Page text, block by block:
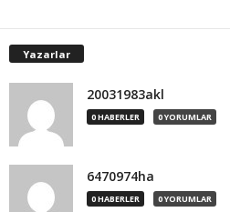
Yazarlar
20031983akl
0 HABERLER 0 YORUMLAR
6470974ha
0 HABERLER 0 YORUMLAR